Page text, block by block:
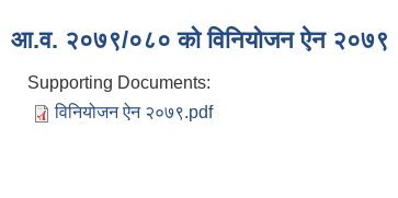
आ.व. २०७९/०८० को विनियोजन ऐन २०७९
Supporting Documents:
विनियोजन ऐन २०७९.pdf